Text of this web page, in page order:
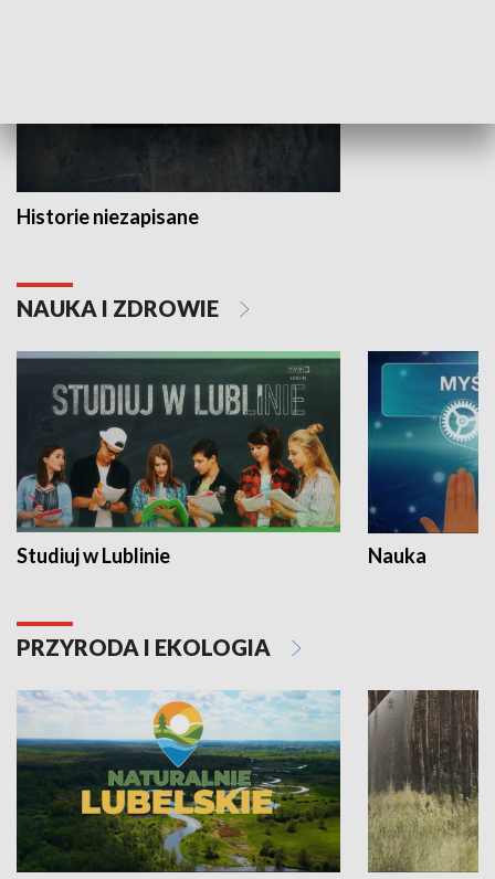
Historie niezapisane
NAUKA I ZDROWIE
Studiuj w Lublinie Nauka
PRZYRODA I EKOLOGIA